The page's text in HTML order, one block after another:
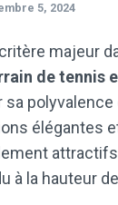
5, 2024
majeur
de tennis
élégantes
à la hauteur